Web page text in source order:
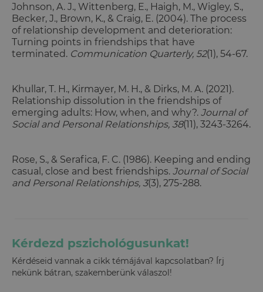
Johnson, A. J., Wittenberg, E., Haigh, M., Wigley, S.,
Becker, J., Brown, K., & Craig, E. (2004). The process
of relationship development and deterioration:
Turning points in friendships that have
terminated. Communication Quarterly, 52(1), 54-67.
Khullar, T. H., Kirmayer, M. H., & Dirks, M. A. (2021).
Relationship dissolution in the friendships of
emerging adults: How, when, and why?. Journal of
Social and Personal Relationships, 38(11), 3243-3264.
Rose, S., & Serafica, F. C. (1986). Keeping and ending
casual, close and best friendships. Journal of Social
and Personal Relationships, 3(3), 275-288.
Kérdezd pszichológusunkat!
Kérdéseid vannak a cikk témájával kapcsolatban? Írj
nekünk bátran, szakemberünk válaszol!